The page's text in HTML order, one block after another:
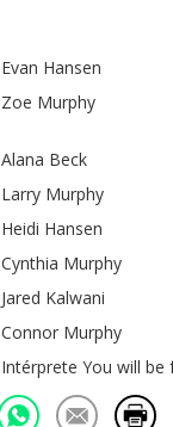
Evan Hansen
Zoe Murphy
Alana Beck
Larry Murphy
Heidi Hansen
Cynthia Murphy
Jared Kalwani
Connor Murphy
Intérprete You will be